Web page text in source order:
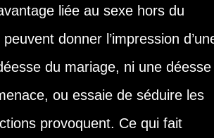
liée au sexe hors du
donner l’impression
du mariage, ni une déesse
ou essaie de séduire les
provoquent. Ce qui fait